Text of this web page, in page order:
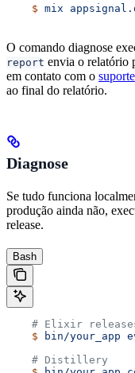
    $
mix
O comando diagnose
report envia o relatório
em contato com o suporte
ao final do relatório.
Diagnose
Se tudo funciona
produção ainda não,
release.
Bash
# Elixir
    $
bin/your_app
    # Distillery